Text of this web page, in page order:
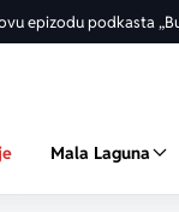
epizodu podkasta
Mala Laguna